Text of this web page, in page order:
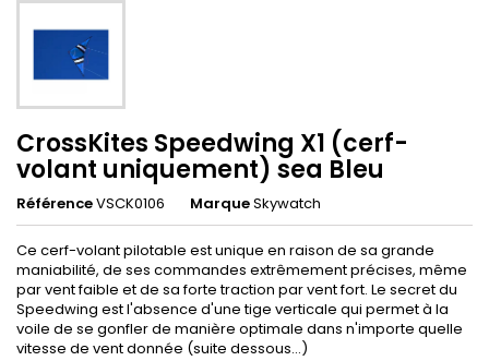
CrossKites Speedwing X1 (cerf-
volant uniquement) sea Bleu
RéférenceVSCK0106 MarqueSkywatch
Ce cerf-volant pilotable est unique en raison de sa grande
maniabilité, de ses commandes extrêmement précises, même
par vent faible et de sa forte traction par vent fort. Le secret du
Speedwing est l'absence d'une tige verticale qui permet à la
voile de se gonfler de manière optimale dans n'importe quelle
vitesse de vent donnée (suite dessous...)